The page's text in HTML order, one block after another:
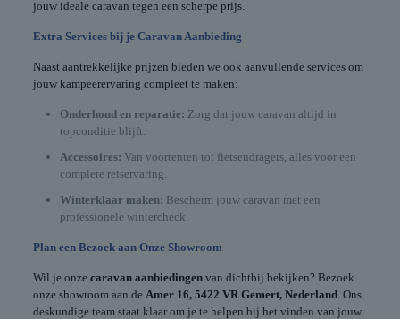
jouw ideale caravan tegen een scherpe prijs.
Extra Services bij je Caravan Aanbieding
Naast aantrekkelijke prijzen bieden we ook aanvullende services om
jouw kampeerervaring compleet te maken:
Onderhoud en reparatie: Zorg dat jouw caravan altijd in
topconditie blijft.
Accessoires: Van voortenten tot fietsendragers, alles voor een
complete reiservaring.
Winterklaar maken: Bescherm jouw caravan met een
professionele wintercheck.
Plan een Bezoek aan Onze Showroom
Wil je onze caravan aanbiedingenvan dichtbij bekijken? Bezoek
onze showroom aan de Amer 16, 5422 VR Gemert, Nederland. Ons
deskundige team staat klaar om je te helpen bij het vinden van jouw